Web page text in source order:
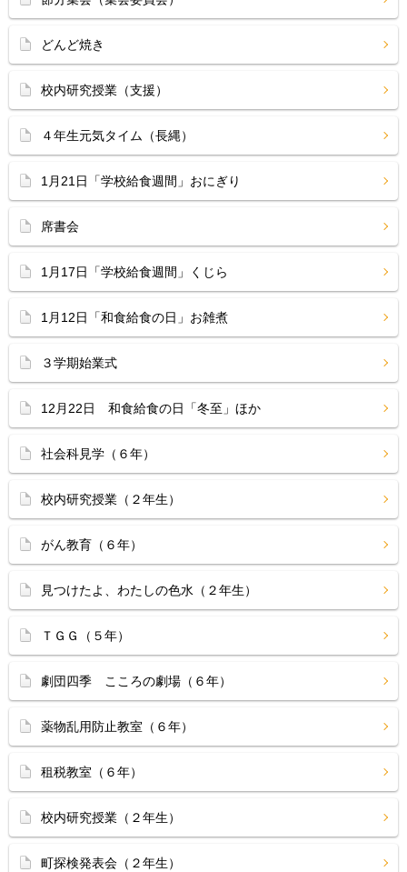
どんど焼き
校内研究授業（支援）
４年生元気タイム（長縄）
1月21日「学校給食週間」おにぎり
席書会
1月17日「学校給食週間」くじら
1月12日「和食給食の日」お雑煮
３学期始業式
12月22日 和食給食の日「冬至」ほか
社会科見学（６年）
校内研究授業（２年生）
がん教育（６年）
見つけたよ、わたしの色水（２年生）
ＴＧＧ（５年）
劇団四季 こころの劇場（６年）
薬物乱用防止教室（６年）
租税教室（６年）
校内研究授業（２年生）
町探検発表会（２年生）